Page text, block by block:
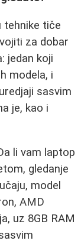
tehnike tiče
za dobar
jedan koji
modela, i
sasvim
je, kao i
li vam laptop
gledanje
model
AMD
uz 8GB RAM